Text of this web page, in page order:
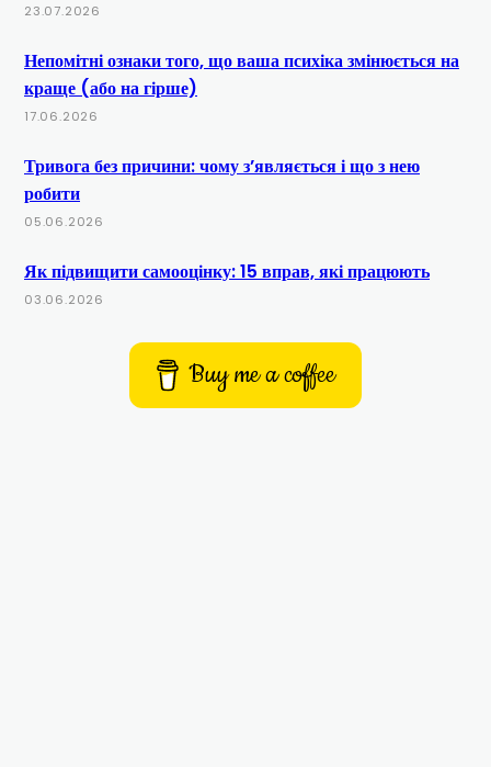
23.07.2026
Непомітні ознаки того, що ваша психіка змінюється на
краще (або на гірше)
17.06.2026
Тривога без причини: чому з’являється і що з нею
робити
05.06.2026
Як підвищити самооцінку: 15 вправ, які працюють
03.06.2026
Buy me a coffee